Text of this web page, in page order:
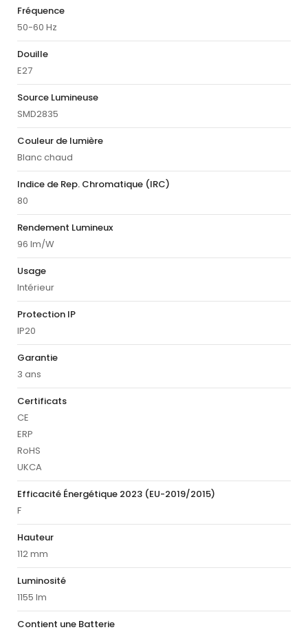
Fréquence
50-60 Hz
Douille
E27
Source Lumineuse
SMD2835
Couleur de lumière
Blanc chaud
Indice de Rep. Chromatique (IRC)
80
Rendement Lumineux
96 lm/W
Usage
Intérieur
Protection IP
IP20
Garantie
3 ans
Certificats
CE
ERP
RoHS
UKCA
Efficacité Énergétique 2023 (EU-2019/2015)
F
Hauteur
112 mm
Luminosité
1155 lm
Contient une Batterie